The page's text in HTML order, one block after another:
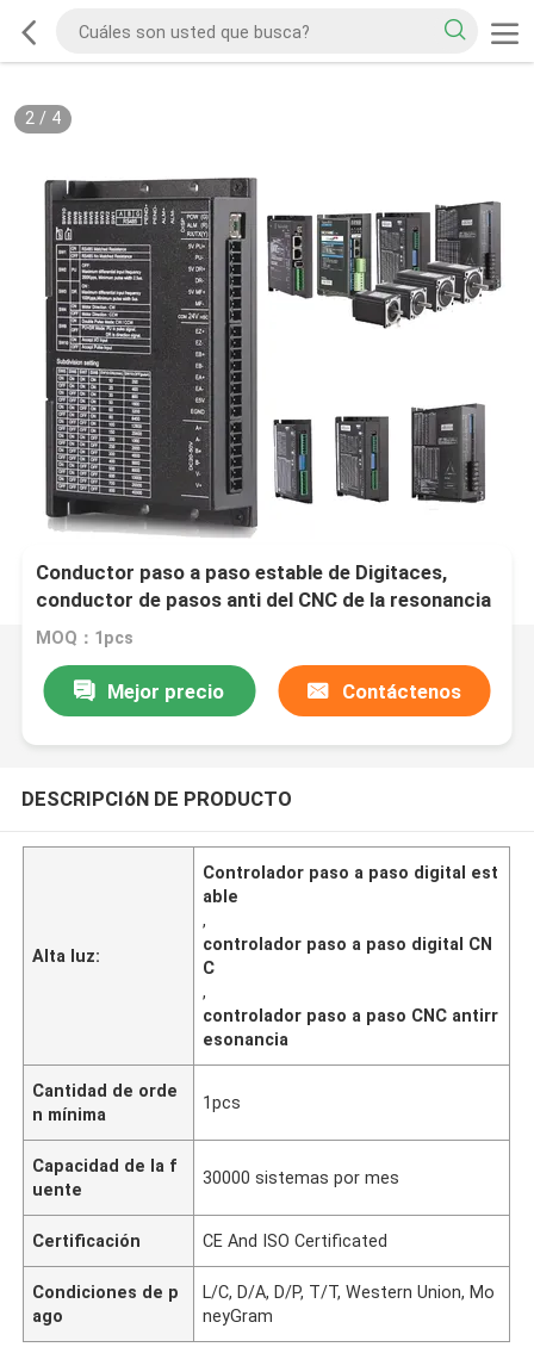
2/ 4
Conductor paso a paso estable de Digitaces,
conductor de pasos anti del CNC de la resonancia
MOQ：1pcs
Mejor precio Contáctenos
DESCRIPCIóN DE PRODUCTO
Alta luz:
Controlador paso a paso digital est
able
,
controlador paso a paso digital CN
C
,
controlador paso a paso CNC antirr
esonancia
Cantidad de orde
n mínima
1pcs
Capacidad de la f
uente
30000 sistemas por mes
Certificación CE And ISO Certificated
Condiciones de p
ago
L/C, D/A, D/P, T/T, Western Union, Mo
neyGram